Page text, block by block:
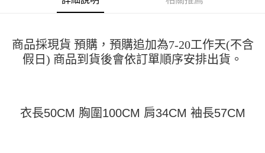
2.付款方式選擇「大哥付你分期」，訂單成立後會自動跳轉到大哥付的交易
流程，驗證手機門號後，選擇欲分期的期數、繳款截止日，確認付款後即完
3.實際核准額度、可分期數及費用金額請依後續交易確認頁面所載為準。
4.訂單成立30分鐘內，如未前往確認交易或遇審核未通過，訂單將自動取
消。如遇「轉專審核」未通過狀況，表示未達大哥付你分期系統評分，恕無
法說明評估內容。
2.透過簡訊連結打開帳單後，可選擇「超商條碼／台灣大直營門市／銀行轉
便利好安心！
１．簡單：不需註冊會員、不需綁卡、不需儲值。
２．便利：只要手機號碼，簡訊認證，即可結帳。
１．於結帳方式選擇「AFTEE先享後付」後，將跳轉至「AFTEE先享後付」
結帳頁面，進行簡訊認證並確認金額後，即可完成結帳。
運送方式
付款 後全家取貨
商品採現貨 預購，預購追加為7-20工作天(不含
假日) 商品到貨後會依訂單順序安排出貨。
衣長50CM 胸圍100CM 肩34CM 袖長57CM